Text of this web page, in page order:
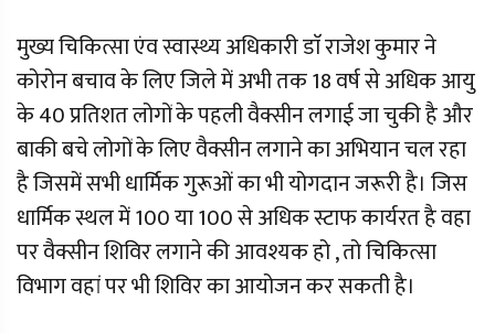
मुख्य चिकित्सा एंव स्वास्थ्य अधिकारी डाॅ राजेश कुमार ने
कोरोन बचाव के लिए जिले में अभी तक 18 वर्ष से अधिक आयु
के 40 प्रतिशत लोगों के पहली वैक्सीन लगाई जा चुकी है और
बाकी बचे लोगों के लिए वैक्सीन लगाने का अभियान चल रहा
है जिसमें सभी धार्मिक गुरूओं का भी योगदान जरूरी है। जिस
धार्मिक स्थल में 100 या 100 से अधिक स्टाफ कार्यरत है वहा
पर वैक्सीन शिविर लगाने की आवश्यक हो , तो चिकित्सा
विभाग वहां पर भी शिविर का आयोजन कर सकती है।